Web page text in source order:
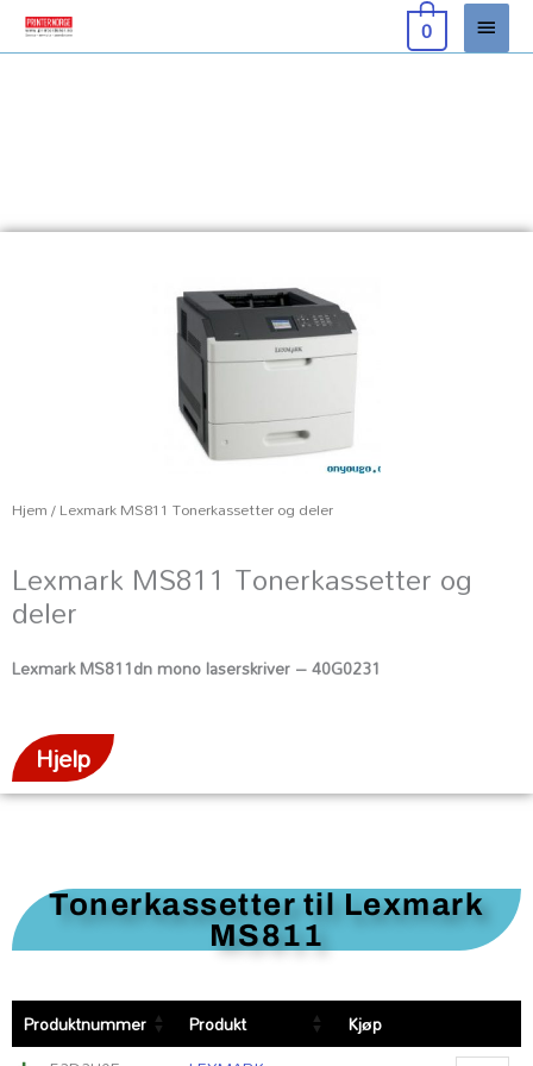
Hopp
rett
til
0
Hjem/ Lexmark MS811 Tonerkassetter og deler
Lexmark MS811 Tonerkassetter og
deler
Lexmark MS811dn mono laserskriver – 40G0231
Hjelp
Tonerkassetter til Lexmark
MS811
Produktnummer Produkt
Kjøp
LEXMARK
high
LEXMARK
Toner